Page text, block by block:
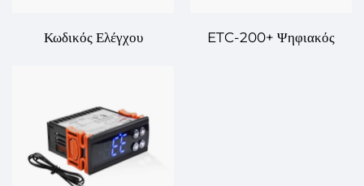
Κωδικός Ελέγχου
Θερμοκρασίας για
Διάφορες Εφαρμογές
ETC-200+ Ψηφιακός